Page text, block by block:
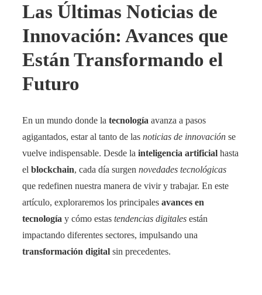
Las Últimas Noticias de
Innovación: Avances que
Están Transformando el
Futuro
En un mundo donde la tecnología avanza a pasos
agigantados, estar al tanto de las noticias de innovación se
vuelve indispensable. Desde la inteligencia artificial hasta
el blockchain, cada día surgen novedades tecnológicas
que redefinen nuestra manera de vivir y trabajar. En este
artículo, exploraremos los principales avances en
tecnología y cómo estas tendencias digitales están
impactando diferentes sectores, impulsando una
transformación digital sin precedentes.